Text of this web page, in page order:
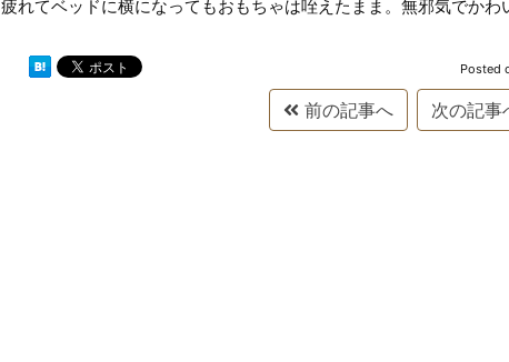
疲れてベッドに横になってもおもちゃは咥えたまま。無邪気でかわ
Posted
前の記事へ 次の記事